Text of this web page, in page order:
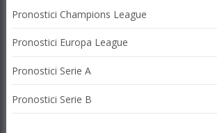
Pronostici Champions League
Pronostici Europa League
Pronostici Serie A
Pronostici Serie B